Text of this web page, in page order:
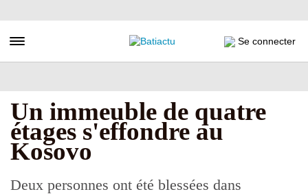
au
principal
Toggle navigation Se connecter
Un immeuble de quatre
étages s'effondre au
Kosovo
Deux personnes ont été blessées dans